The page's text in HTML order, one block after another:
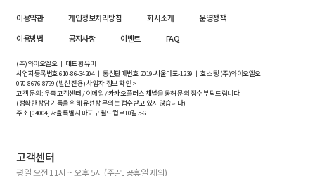
이용약관 개인정보처리방침 회사소개
운영정책
이용방법
공지사항 이벤트 FAQ
(주)와이오엘오 ㅣ 대표 황유미
사업자등록번호610-86-34204ㅣ 통신판매번호 2019-서울마포-1239 ㅣ 호스팅 (주)와이오엘오
070-8676-8799 (발신 전용)사업자 정보 확인 >
고객 문의: 우측 고객센터 / 이메일 / 카카오플러스 채널을 통해 문의 접수 부탁드립니다.
(정확한 상담 기록을 위해 유선상 문의는 접수받고 있지 않습니다)
주소 [04004] 서울특별시 마포구 월드컵로10길5-6
고객센터
평일 오전 11시 ~ 오후 5시 (주말, 공휴일 제외)